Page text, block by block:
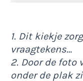
1. Dit kiekje
vraagtekens…
2. Door de foto
onder de plak